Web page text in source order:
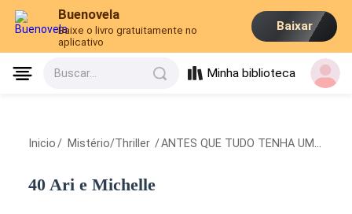
Buenovela
Baixe o livro gratuitamente no
aplicativo
Baixar
Buscar... Minha biblioteca
Inicio / Mistério/Thriller /ANTES QUE TUDO TENHA UM FIM
40 Ari e Michelle